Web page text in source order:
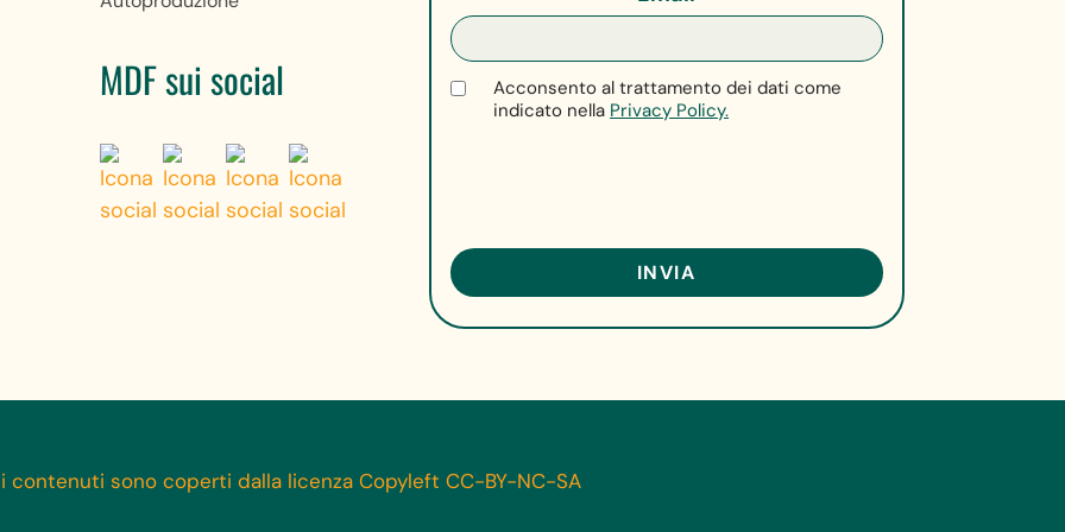
MDF sui social
Acconsento al trattamento dei dati come
indicato nella Privacy Policy.
contenuti sono coperti dalla licenza Copyleft CC-BY-NC-SA